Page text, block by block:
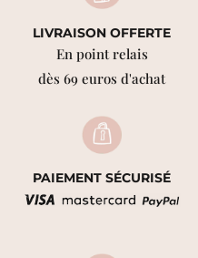
LIVRAISON OFFERTE
En point relais
dès 69 euros d'achat
PAIEMENT SÉCURISÉ